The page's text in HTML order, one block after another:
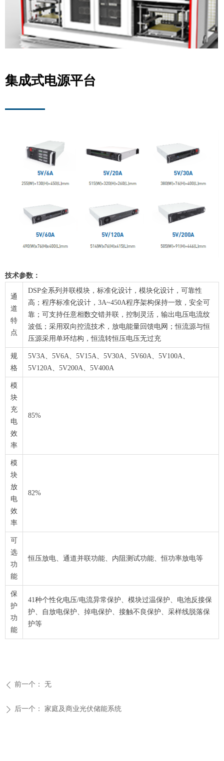
集成式电源平台
ꄴ 前一个： 无
ꄲ 后一个： 家庭及商业光伏储能系统
技术参数：
通
道
特
点
DSP全系列并联模块，标准化设计，模块化设计，可靠性
高；程序标准化设计，3A~450A程序架构保持一致，安全可
靠；可支持任意相数交错并联，控制灵活，输出电压电流纹
波低；采用双向控流技术，放电能量回馈电网；恒流源与恒
压源采用单环结构，恒流转恒压电压无过充
规
格
5V3A、5V6A、5V15A、5V30A、5V60A、5V100A、
5V120A、5V200A、5V400A
模
块
充
电
效
率
85%
模
块
放
电
效
率
82%
可
选
功
能
恒压放电、通道并联功能、内阻测试功能、恒功率放电等
保
护
功
能
41种个性化电压/电流异常保护、模块过温保护、电池反接保
护、自放电保护、掉电保护、接触不良保护、采样线脱落保
护等